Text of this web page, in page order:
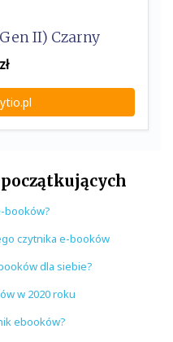
II) Czarny
booków?
czytnika e-booków
dla siebie?
w 2020 roku
ebooków?